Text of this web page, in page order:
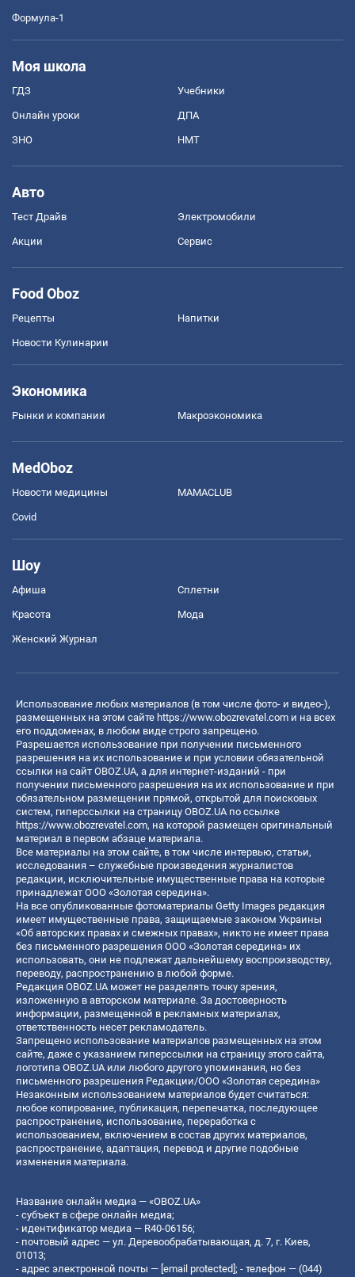
Формула-1
Моя школа
ГДЗ Учебники
Онлайн уроки ДПА
ЗНО НМТ
Авто
Тест Драйв Электромобили
Акции Сервис
Food Oboz
Рецепты Напитки
Новости Кулинарии
Экономика
Рынки и компании Mакроэкономика
MedOboz
Новости медицины MAMACLUB
Covid
Шоу
Афиша Сплетни
Красота Мода
Женский Журнал
Использование любых материалов (в том числе фото- и видео-),
размещенных на этом сайте https://www.obozrevatel.com и на всех
его поддоменах, в любом виде строго запрещено.
Разрешается использование при получении письменного
разрешения на их использование и при условии обязательной
ссылки на сайт OBOZ.UA, а для интернет-изданий - при
получении письменного разрешения на их использование и при
обязательном размещении прямой, открытой для поисковых
систем, гиперссылки на страницу OBOZ.UA по ссылке
https://www.obozrevatel.com, на которой размещен оригинальный
материал в первом абзаце материала.
Все материалы на этом сайте, в том числе интервью, статьи,
исследования – служебные произведения журналистов
редакции, исключительные имущественные права на которые
принадлежат ООО «Золотая середина».
На все опубликованные фотоматериалы Getty Images редакция
имеет имущественные права, защищаемые законом Украины
«Об авторских правах и смежных правах», никто не имеет права
без письменного разрешения ООО «Золотая середина» их
использовать, они не подлежат дальнейшему воспроизводству,
переводу, распространению в любой форме.
Редакция OBOZ.UA может не разделять точку зрения,
изложенную в авторском материале. За достоверность
информации, размещенной в рекламных материалах,
ответственность несет рекламодатель.
Запрещено использование материалов размещенных на этом
сайте, даже с указанием гиперссылки на страницу этого сайта,
логотипа OBOZ.UA или любого другого упоминания, но без
письменного разрешения Редакции/ООО «Золотая середина»
Незаконным использованием материалов будет считаться:
любое копирование, публикация, перепечатка, последующее
распространение, использование, переработка с
использованием, включением в состав других материалов,
распространение, адаптация, перевод и другие подобные
изменения материала.
Название онлайн медиа — «OBOZ.UA»
- субъект в сфере онлайн медиа;
- идентификатор медиа — R40-06156;
- почтовый адрес — ул. Деревообрабатывающая, д. 7, г. Киев,
01013;
- адрес электронной почты — [email protected]; - телефон — (044)